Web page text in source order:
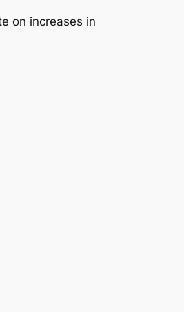
on increases in